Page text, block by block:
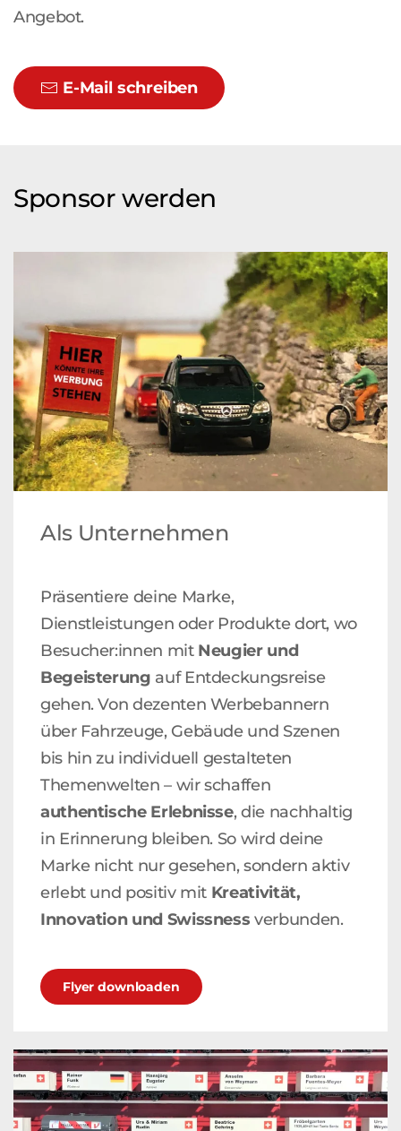
Angebot.
E-Mail schreiben
Sponsor werden
Als Unternehmen
Präsentiere deine Marke,
Dienstleistungen oder Produkte dort, wo
Besucher:innen mit Neugier und
Begeisterung auf Entdeckungsreise
gehen. Von dezenten Werbebannern
über Fahrzeuge, Gebäude und Szenen
bis hin zu individuell gestalteten
Themenwelten – wir schaffen
authentische Erlebnisse, die nachhaltig
in Erinnerung bleiben. So wird deine
Marke nicht nur gesehen, sondern aktiv
erlebt und positiv mit Kreativität,
Innovation und Swissness verbunden.
Flyer downloaden